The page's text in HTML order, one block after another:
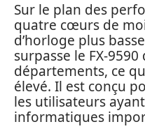
Sur le plan des
quatre cœurs de
d’horloge plus
surpasse le FX-
départements, ce
élevé. Il est conçu
les utilisateurs
informatiques